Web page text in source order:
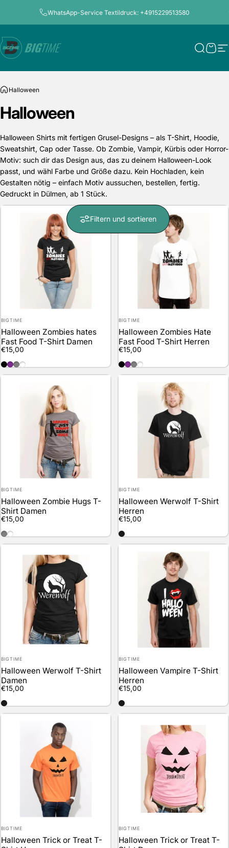
WhatsApp-Service Textildruck: +4915229513580
Bigtime.de Suche
Halloween
Halloween
Halloween Shirts mit fertigen Grusel-Designs – als T-Shirt, Hoodie,
Sweatshirt, Cap oder Tasse. Ob Zombie, Vampir, Kürbis oder Horror-
Motiv: such dir das Design aus, das zu deinem Halloween-Look
passt, und wähl Farbe und Größe dazu. Kein Hochladen, kein
Gestalten nötig – einfach Motiv aussuchen, bestellen, fertig.
Gedruckt in Dülmen, ab 1 Stück.
Filtern und sortieren
Anbieter:
BIGTIME
Halloween Zombies hates
Fast Food T-Shirt Damen
€15,00
black
purple
darkgrey
white
Anbieter:
BIGTIME
Halloween Zombies Hate
Fast Food T-Shirt Herren
€15,00
black
purple
darkgrey
weiss
Anbieter:
BIGTIME
Halloween Zombie Hugs T-
Shirt Damen
€15,00
darkgrey
weiss
Anbieter:
BIGTIME
Halloween Werwolf T-Shirt
Herren
€15,00
schwarz
Anbieter:
BIGTIME
Halloween Werwolf T-Shirt
Damen
€15,00
schwarz
Anbieter:
BIGTIME
Halloween Vampire T-Shirt
Herren
€15,00
schwarz
Anbieter:
BIGTIME
Halloween Trick or Treat T-
Anbieter:
BIGTIME
Halloween Trick or Treat T-